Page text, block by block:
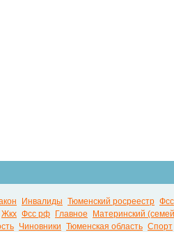
Инвалиды Тюменский росреестр Фсс
Жкх Фсс рф Главное
Материнский
Чиновники Тюменская область Спорт